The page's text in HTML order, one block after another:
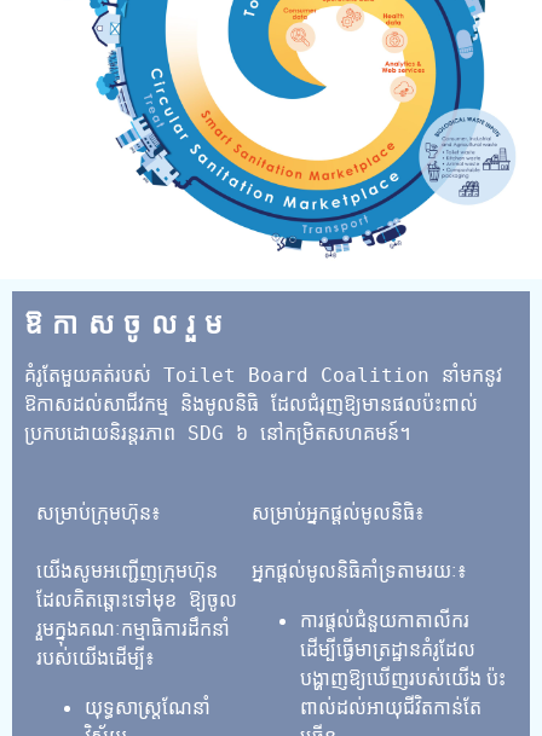
ឱកាសចូលរួម
គំរូតែមួយគត់របស់ Toilet Board Coalition នាំមកនូវ
ឱកាសដល់សាជីវកម្ម និងមូលនិធិ ដែលជំរុញឱ្យមានផលប៉ះពាល់
ប្រកបដោយនិរន្តរភាព SDG ៦ នៅកម្រិតសហគមន៍។
សម្រាប់ក្រុមហ៊ុន៖
យើងសូមអញ្ជើញក្រុមហ៊ុន
ដែលគិតឆ្ពោះទៅមុខ ឱ្យចូល
រួមក្នុងគណៈកម្មាធិការដឹកនាំ
យុទ្ធសាស្ត្រណែនាំ
សម្រាប់អ្នកផ្តល់មូលនិធិ៖
ការផ្តល់ជំនួយកាតាលីករ
ដើម្បីធ្វើមាត្រដ្ឋានគំរូដែល
បង្ហាញឱ្យឃើញរបស់យើង ប៉ះ
ពាល់ដល់អាយុជីវិតកាន់តែ